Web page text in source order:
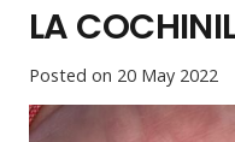
LA
Posted on 20 May 2022